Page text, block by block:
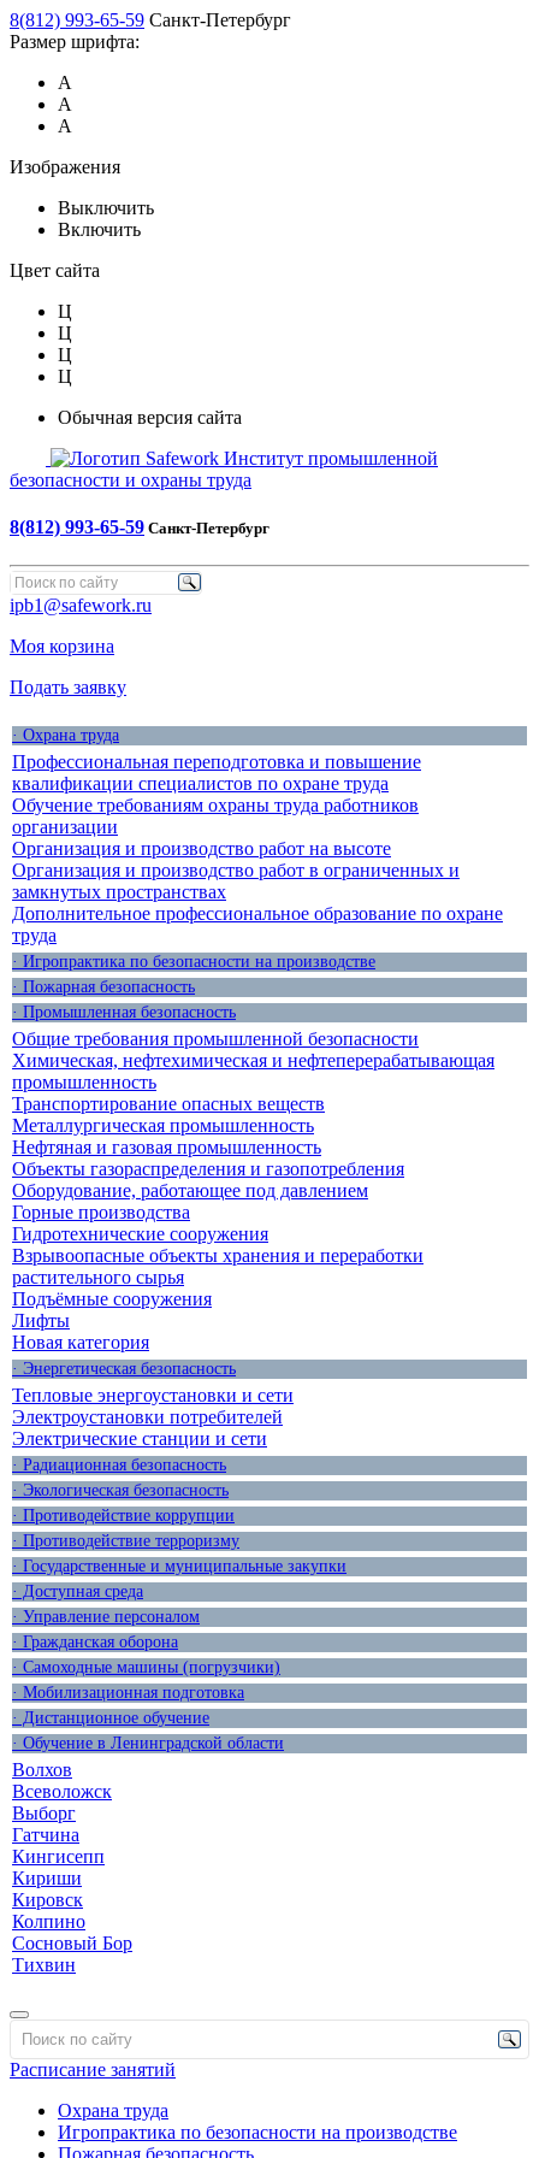
8(812) 993-65-59 Санкт-Петербург
Размер шрифта:
А
А
А
Изображения
Выключить
Включить
Цвет сайта
Ц
Ц
Ц
Ц
Обычная версия сайта
Safework Институт промышленной
безопасности и охраны труда
8(812) 993-65-59 Санкт-Петербург
ipb1@safework.ru
Моя корзина
Подать заявку
· Охрана труда
Профессиональная переподготовка и повышение
квалификации специалистов по охране труда
Обучение требованиям охраны труда работников
организации
Организация и производство работ на высоте
Организация и производство работ в ограниченных и
замкнутых пространствах
Дополнительное профессиональное образование по охране
труда
· Игропрактика по безопасности на производстве
· Пожарная безопасность
· Промышленная безопасность
Общие требования промышленной безопасности
Химическая, нефтехимическая и нефтеперерабатывающая
промышленность
Транспортирование опасных веществ
Металлургическая промышленность
Нефтяная и газовая промышленность
Объекты газораспределения и газопотребления
Оборудование, работающее под давлением
Горные производства
Гидротехнические сооружения
Взрывоопасные объекты хранения и переработки
растительного сырья
Подъёмные сооружения
Лифты
Новая категория
· Энергетическая безопасность
Тепловые энергоустановки и сети
Электроустановки потребителей
Электрические станции и сети
· Радиационная безопасность
· Экологическая безопасность
· Противодействие коррупции
· Противодействие терроризму
· Государственные и муниципальные закупки
· Доступная среда
· Управление персоналом
· Гражданская оборона
· Самоходные машины (погрузчики)
· Мобилизационная подготовка
· Дистанционное обучение
· Обучение в Ленинградской области
Волхов
Всеволожск
Выборг
Гатчина
Кингисепп
Кириши
Кировск
Колпино
Сосновый Бор
Тихвин
Расписание занятий
Охрана труда
Игропрактика по безопасности на производстве
Пожарная безопасность